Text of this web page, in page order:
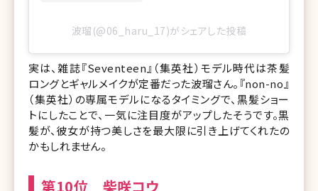
波瑠(@06_haru_17)がシェアした投稿
実は、雑誌『Seventeen』（集英社）モデル時代は茶髪
ロングとギャルメイクが定番だった波瑠さん。『non-no』
（集英社）の専属モデルになるタイミングで、黒髪ショー
トにしたことで、一気に注目度がアップしたそうです。黒
髪が、彼女が持つ美しさを最大限に引き上げてくれたの
かもしれません。
第10位 柴咲コウ